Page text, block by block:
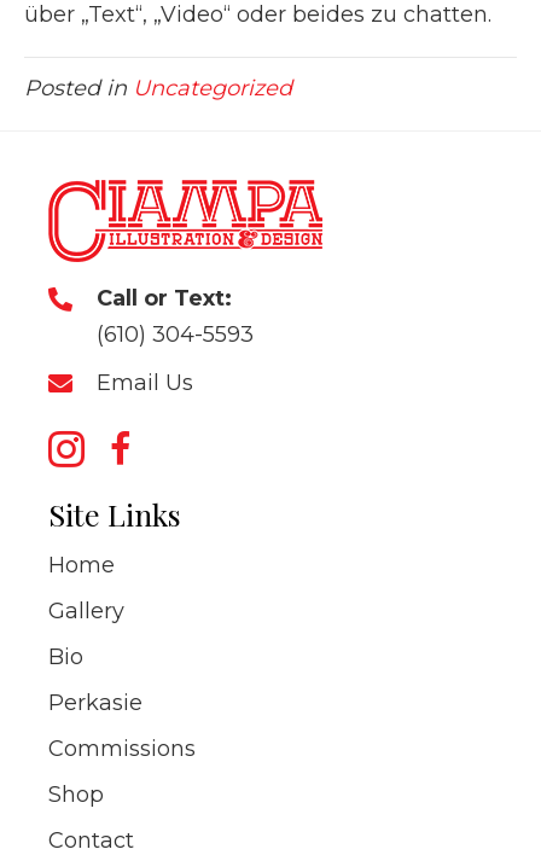
über „Text“, „Video“ oder beides zu chatten.
Posted in Uncategorized
Call or Text:
(610) 304-5593
Email Us
Site Links
Home
Gallery
Bio
Perkasie
Commissions
Shop
Contact